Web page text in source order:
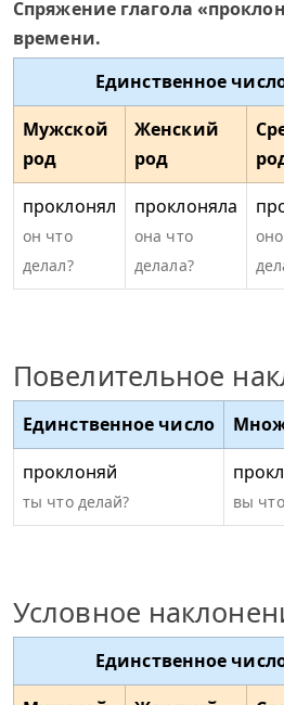
Спряжение глагола
времени.
Единственное
Мужской
род
Женский
род
проклонял
он что
делал?
проклоняла
она что
делала?
Повелительное
Единственное число
проклоняй
ты что делай? вы
Условное
Единственное